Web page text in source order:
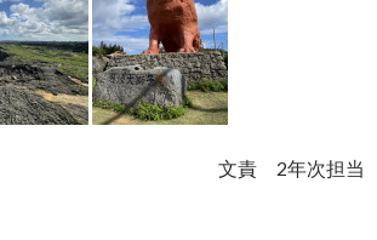
文責 2年次担当